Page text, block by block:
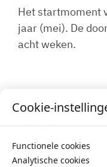
Het startmoment
jaar (mei). De
acht weken.
Projecten
Contact
Cookie-
Functionele cookies
Analytische cookies